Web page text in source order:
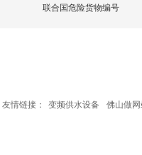
联合国危险货物编号
友情链接：
变频供水设备 佛山做